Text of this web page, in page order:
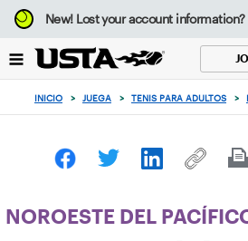
Enfoque
desde
botón
volver
principio
New!Lost your account information?
INICIO > JUEGA > TENIS PARA ADULTOS >
NOROESTE DEL